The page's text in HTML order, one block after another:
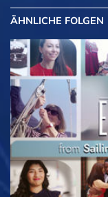
ÄHNLICHE FOLGEN